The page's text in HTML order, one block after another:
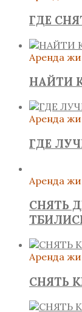
ГДЕ
Аренда
НАЙТИ
Аренда
ГДЕ
Аренда
СНЯТЬ
Аренда
СНЯТЬ